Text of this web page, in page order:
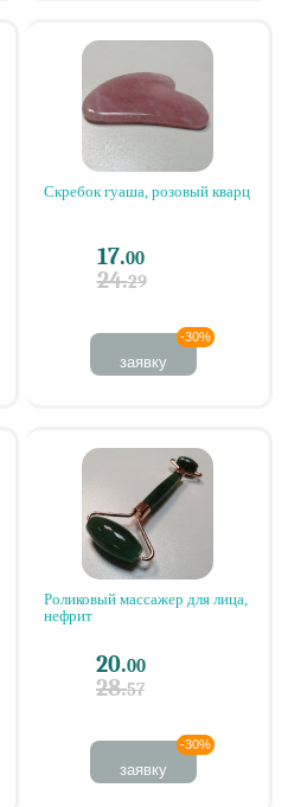
Скребок гуаша, розовый кварц
17.00
24.29
-30%
заявку
Роликовый массажер для лица,
нефрит
20.00
28.57
-30%
заявку